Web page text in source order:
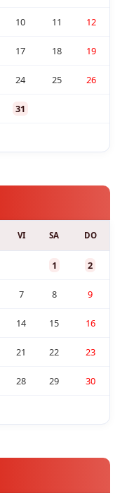
10 11 12
17 18 19
24 25 26
31
VI SA DO
1 2
7 8 9
14 15 16
21 22 23
28 29 30